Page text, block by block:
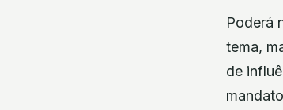
Poderá
tema,
de